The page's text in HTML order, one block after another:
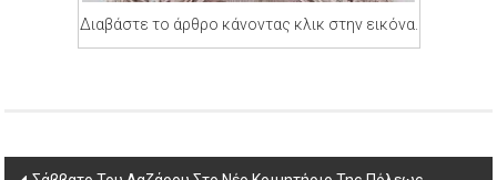
Διαβάστε το άρθρο κάνοντας κλικ στην εικόνα.